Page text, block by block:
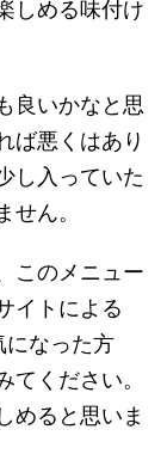
しめる味付け
良いかなと思
ば悪くはあり
し入っていた
せん。
このメニュー
イトによる
になった方
ください。
めると思いま